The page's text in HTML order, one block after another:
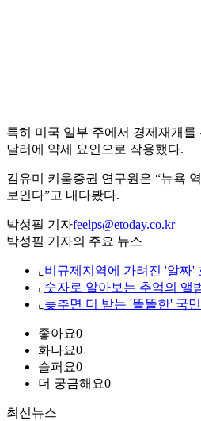
특히 미국 일부 주에서 경제재개
달러에 약세 요인으로 작용했다.
김유미 키움증권 연구원은 “뉴욕
보인다”고 내다봤다.
박성필 기자feelps@etoday.co.kr
박성필 기자의 주요 뉴스
⌞ 비규제지역에 가려진 '알짜'
⌞ 숫자로 알아보는 추억의 앨
⌞ 늦추면 더 받는 '똘똘한' 국
좋아요0
화나요0
슬퍼요0
더 궁금해요0
최신뉴스